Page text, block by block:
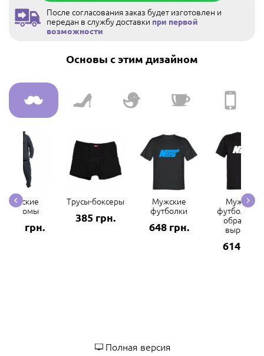
После согласования заказ будет изготовлен и
передан в службу доставки при первой
возможности
Основы с этим дизайном
Мужские
костюмы
грн.
Трусы-боксеры
385 грн.
Мужские
футболки
648 грн.
Мужские
футболки с
образным
вырезом
614 грн.
Полная версия